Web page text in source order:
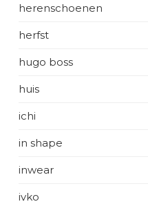
herenschoenen
herfst
hugo boss
huis
ichi
in shape
inwear
ivko